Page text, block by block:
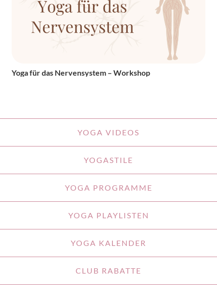
Yoga für das Nervensystem – Workshop
YOGA VIDEOS
YOGASTILE
YOGA PROGRAMME
YOGA PLAYLISTEN
YOGA KALENDER
CLUB RABATTE